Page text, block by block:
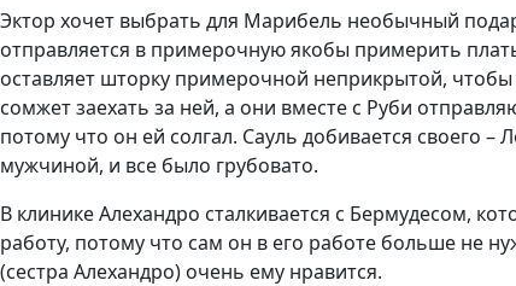
Эктор хочет выбрать для Марибель необычный
отправляется в примерочную якобы примерить
оставляет шторку примерочной неприкрытой,
сомжет заехать за ней, а они вместе с Руби
потому что он ей солгал. Сауль добивается своего
мужчиной, и все было грубовато.
В клинике Алехандро сталкивается с Бермудесом,
работу, потому что сам он в его работе больше не
(сестра Алехандро) очень ему нравится.